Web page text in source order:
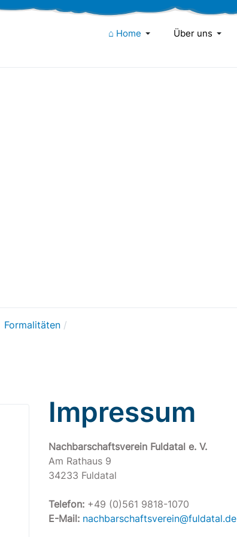
⌂ Home Über uns
Formalitäten
Impressum
Nachbarschaftsverein Fuldatal e. V.
Am Rathaus 9
34233 Fuldatal
Telefon: +49 (0)561 9818-1070
E-Mail: nachbarschaftsverein@fuldatal.de